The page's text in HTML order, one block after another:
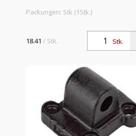
Packungen: Stk (1Stk.)
Normzylinder »SE«, für Kolben-Ø 63
Stk.
18.41 / Stk.